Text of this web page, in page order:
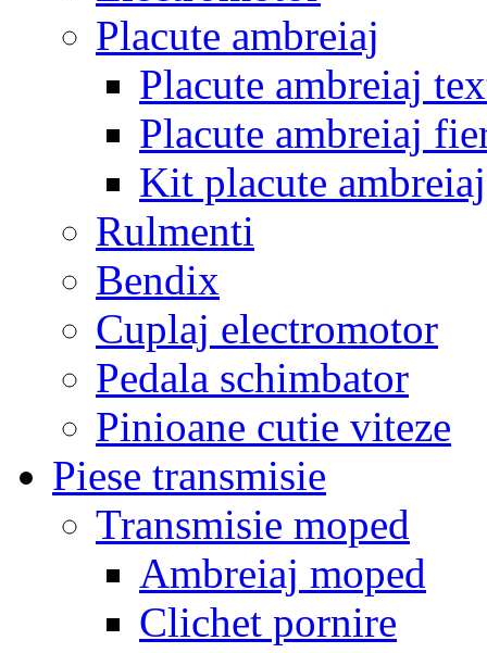
Placute ambreiaj
Placute ambreiaj
Placute ambreiaj
Kit placute ambreiaj
Rulmenti
Bendix
Cuplaj electromotor
Pedala schimbator
Pinioane cutie viteze
Piese transmisie
Transmisie moped
Ambreiaj moped
Clichet pornire